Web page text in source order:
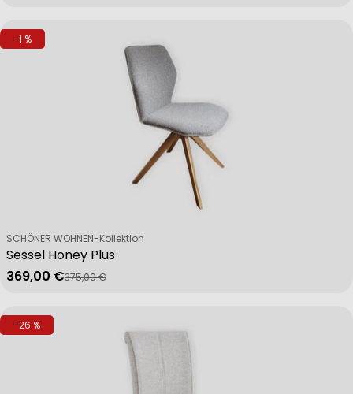
-1 %
Sessel Honey Plus
Verkäufer:
SCHÖNER WOHNEN-Kollektion
Verkaufspreis
369,00 €
Regulärer Preis
375,00 €
-26 %